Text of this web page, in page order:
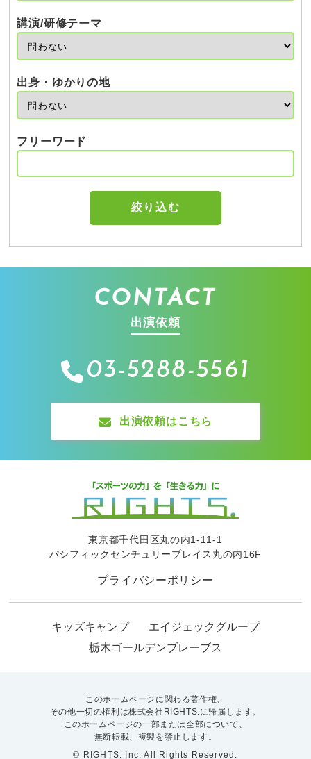
講演/研修テーマ
出身・ゆかりの地
フリーワード
CONTACT
出演依頼
03-5288-5561
出演依頼はこちら
東京都千代田区丸の内1-11-1
パシフィックセンチュリープレイス丸の内16F
プライバシーポリシー
キッズキャンプ
エイジェックグループ
栃木ゴールデンブレーブス
このホームページに関わる著作権、
その他一切の権利は株式会社RIGHTS.に帰属します。
このホームページの一部または全部について、
無断転載、複製を禁止します。
© RIGHTS. Inc. All Rights Reserved.